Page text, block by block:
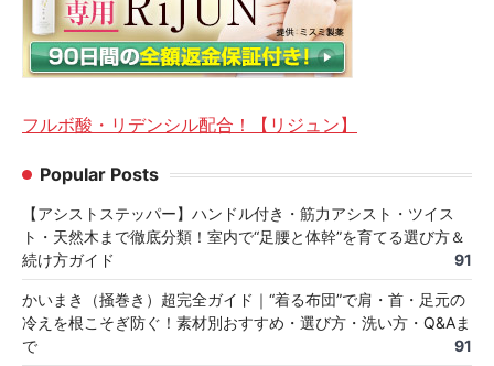
フルボ酸・リデンシル配合！【リジュン】
Popular Posts
【アシストステッパー】ハンドル付き・筋力アシスト・ツイス
ト・天然木まで徹底分類！室内で“足腰と体幹”を育てる選び方＆
続け方ガイド
91
かいまき（掻巻き）超完全ガイド｜“着る布団”で肩・首・足元の
冷えを根こそぎ防ぐ！素材別おすすめ・選び方・洗い方・Q&Aま
で
91